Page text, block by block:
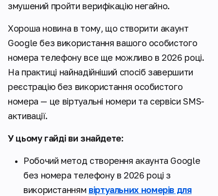
змушений пройти верифікацію негайно.
Хороша новина в тому, що створити акаунт
Google без використання вашого особистого
номера телефону все ще можливо в 2026 році.
На практиці найнадійніший спосіб завершити
реєстрацію без використання особистого
номера — це віртуальні номери та сервіси SMS-
активації.
У цьому гайді ви знайдете:
Робочий метод створення акаунта Google
без номера телефону в 2026 році з
використанням віртуальних номерів для